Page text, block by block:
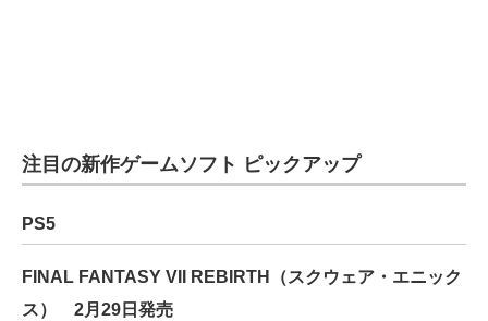
注目の新作ゲームソフト ピックアップ
PS5
FINAL FANTASY VII REBIRTH（スクウェア・エニック
ス） 2月29日発売